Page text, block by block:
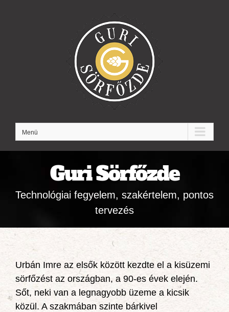
Menü
Guri Sörfőzde
Technológiai fegyelem, szakértelem, pontos
tervezés
Urbán Imre az elsők között kezdte el a kisüzemi
sörfőzést az országban, a 90-es évek elején.
Sőt, neki van a legnagyobb üzeme a kicsik
közül. A szakmában szinte bárkivel